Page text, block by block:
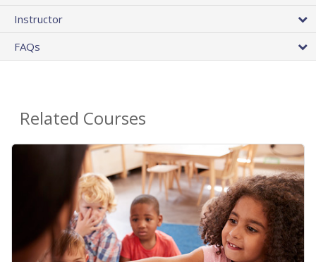
Instructor
FAQs
Related Courses